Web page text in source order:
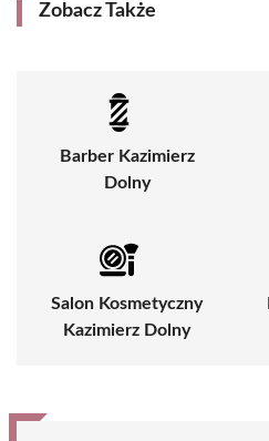
Zobacz Także
Barber Kazimierz
Dolny
Salon Kosmetyczny
Kazimierz Dolny